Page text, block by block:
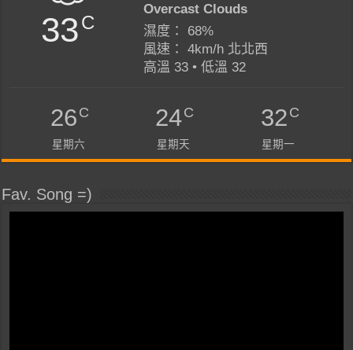
33C
Overcast Clouds
濕度： 68%
風速： 4km/h 北北西
高溫 33 • 低溫 32
26C
星期六
24C
星期天
32C
星期一
Fav. Song =)